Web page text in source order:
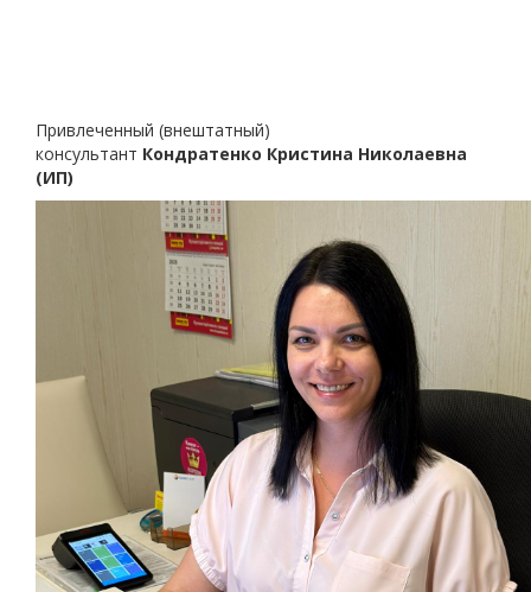
Привлеченный (внештатный)
консультант Кондратенко Кристина Николаевна
(ИП)